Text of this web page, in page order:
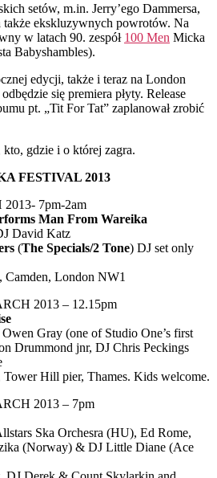
setów, m.in. Jerry’ego Dammersa,
także ekskluzywnych powrotów. Na
w latach 90. zespół 100 Men Micka
Babyshambles).
edycji, także i teraz na London
się premiera płyty. Release
pt. „Tit For Tat” zaplanował zrobić
kto, gdzie i o której zagra.
FESTIVAL 2013
7pm-2am
Man From Wareika
David Katz
(The Specials/2 Tone) DJ set only
Camden, London NW1
2013 – 12.15pm
Gray (one of Studio One’s first
Drummond jnr, DJ Chris Peckings
Hill pier, Thames. Kids welcome.
2013 – 7pm
Ska Orchesra (HU), Ed Rome,
(Norway) & DJ Little Diane (Ace